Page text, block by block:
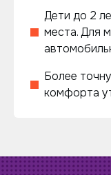
Дети до 2
места. Для
Более
комфорта